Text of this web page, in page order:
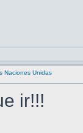
Naciones Unidas
ir!!!